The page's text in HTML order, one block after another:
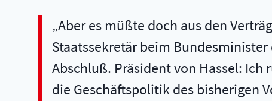
Aber es müßte doch aus den
Staatssekretär beim
Abschluß. Präsident von Hassel:
die Geschäftspolitik des bisherigen